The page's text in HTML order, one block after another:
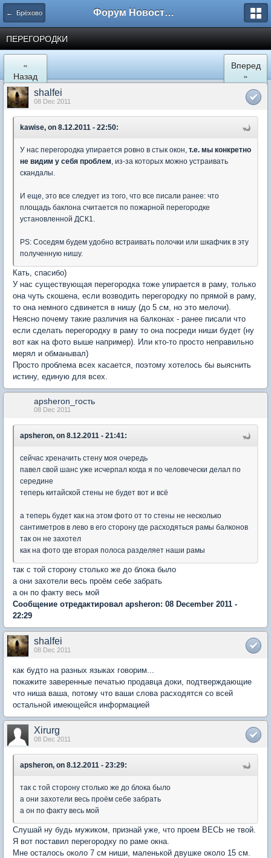
← Брёхово Форум Новостройки
ПЕРЕГОРОДКИ
«
Назад
Вперед
»
shalfei
08 Dec 2011
kawise, on 8.12.2011 - 22:50:
У нас перегородка упирается ровно в стык окон, т.е. мы конкретно
не видим у себя проблем, из-за которых можно устраивать
скандалы.
И еще, это все следует из того, что все писали ранее: что
площадь баклона считается по пожарной перегородке
установленной ДСК1.
PS: Соседям будем удобно встраивать полочки или шкафчик в эту
полученную нишу.
Кать, спасибо)
У нас существующая перегородка тоже упирается в раму, только
она чуть скошена, если возводить перегородку по прямой в раму,
то она немного сдвинется в нишу (до 5 см, но это мелочи).
Неясно почему такие различия на балконах - ранее писали что
если сделать перегородку в раму то она посреди ниши будет (ну
вот как на фото выше например). Или кто-то просто неправильно
мерял и обманывал)
Просто проблема всех касается, поэтому хотелось бы выяснить
истину, единую для всех.
apsheron_гость
08 Dec 2011
apsheron, on 8.12.2011 - 21:41:
сейчас хреначить стену моя очередь
павел свой шанс уже исчерпал когда я по человечески делал по
середине
теперь китайской стены не будет вот и всё
а теперь будет как на этом фото от то стены не несколько
сантиметров в лево в его сторону где расходяться рамы балконов
так он не захотел
как на фото где вторая полоса разделяет наши рамы
так с той сторону столько же до блока было
а они захотели весь проём себе забрать
а он по факту весь мой
Сообщение отредактировал apsheron: 08 December 2011 -
22:29
shalfei
08 Dec 2011
как будто на разных языках говорим...
покажите заверенные печатью продавца доки, подтверждающие
что ниша ваша, потому что ваши слова расходятся со всей
остальной имеющейся информацией
Xirurg
08 Dec 2011
apsheron, on 8.12.2011 - 23:29:
так с той сторону столько же до блока было
а они захотели весь проём себе забрать
а он по факту весь мой
Слушай ну будь мужиком, признай уже, что проем ВЕСЬ не твой.
Я вот поставил перегородку по раме окна.
Мне осталось около 7 см ниши, маленькой двушке около 15 см.